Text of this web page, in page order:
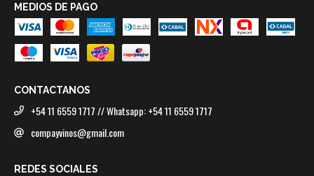
MEDIOS DE PAGO
CONTACTANOS
+54 11 6559 1717 // Whatsapp: +54 11 6559 1717
compayvinos@gmail.com
REDES SOCIALES